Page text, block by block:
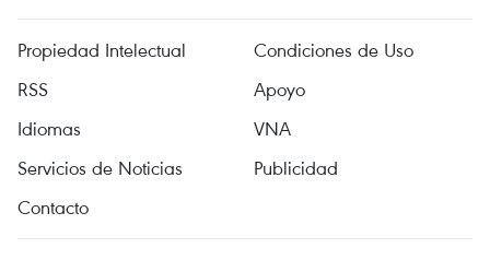
Propiedad Intelectual
Condiciones de Uso
RSS
Apoyo
Idiomas
VNA
Servicios de Noticias
Publicidad
Contacto